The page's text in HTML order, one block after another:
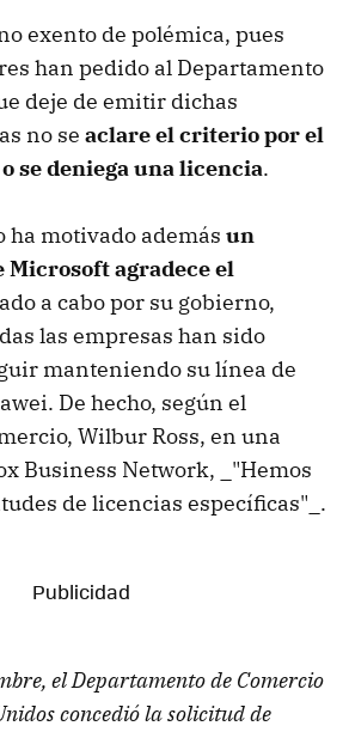
exento de polémica, pues
han pedido al Departamento
deje de emitir dichas
no se aclare el criterio por el
se deniega una licencia.
motivado además un
Microsoft agradece el
a cabo por su gobierno,
las empresas han sido
manteniendo su línea de
De hecho, según el
Wilbur Ross, en una
Business Network, _"Hemos
de licencias específicas"_.
el Departamento de Comercio
concedió la solicitud de